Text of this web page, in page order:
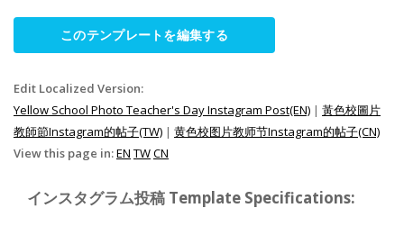
このテンプレートを編集する
Edit Localized Version:
Yellow School Photo Teacher's Day Instagram Post(EN) | 黃色校圖片
教師節Instagram的帖子(TW) | 黄色校图片教师节Instagram的帖子(CN)
View this page in:EN TWCN
インスタグラム投稿 Template Specifications: